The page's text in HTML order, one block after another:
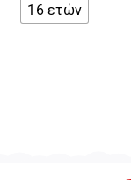
16 ετών